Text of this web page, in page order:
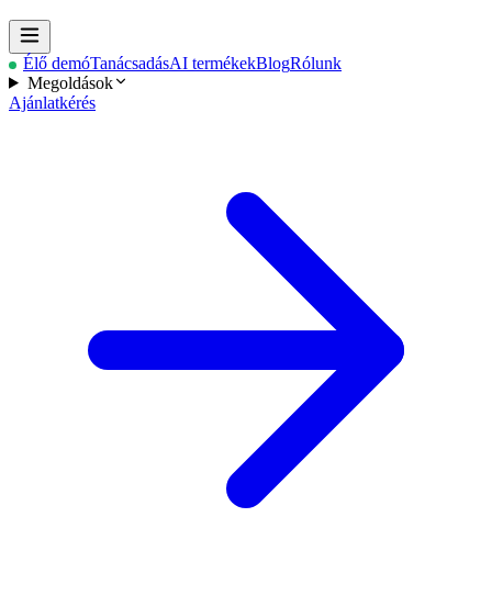
Élő demóTanácsadásAI termékekBlogRólunk
Megoldások
Ajánlatkérés